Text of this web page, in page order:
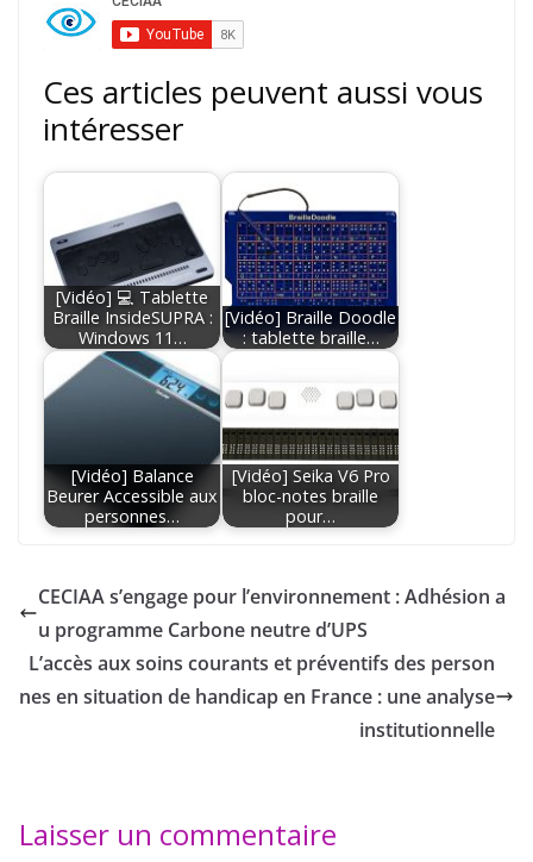
Ces articles peuvent aussi vous
intéresser
[Vidéo] 💻 Tablette
Braille InsideSUPRA :
Windows 11…
[Vidéo] Braille Doodle
: tablette braille…
[Vidéo] Balance
Beurer Accessible aux
personnes…
[Vidéo] Seika V6 Pro
bloc-notes braille
pour…
CECIAA s’engage pour l’environnement : Adhésion a
u programme Carbone neutre d’UPS
L’accès aux soins courants et préventifs des person
nes en situation de handicap en France : une analyse
institutionnelle
Laisser un commentaire